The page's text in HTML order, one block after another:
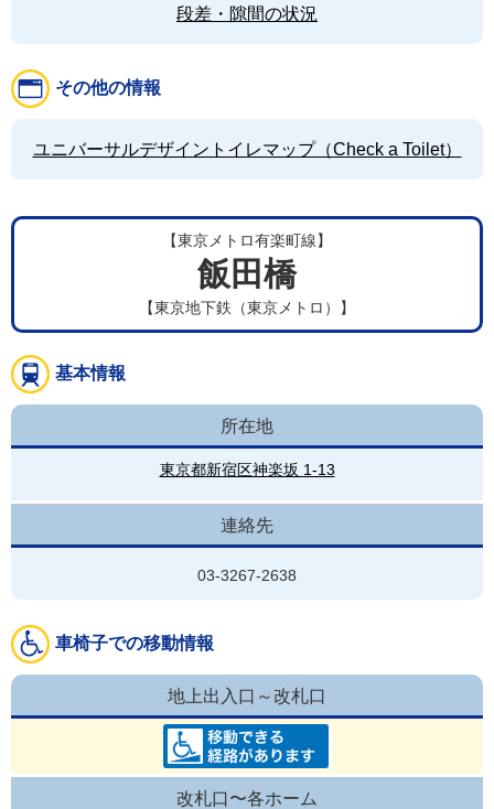
段差・隙間の状況
その他の情報
ユニバーサルデザイントイレマップ（Check a Toilet）
【東京メトロ有楽町線】
飯田橋
【東京地下鉄（東京メトロ）】
基本情報
所在地
東京都新宿区神楽坂 1-13
連絡先
03-3267-2638
車椅子での移動情報
地上出入口～改札口
改札口〜各ホーム